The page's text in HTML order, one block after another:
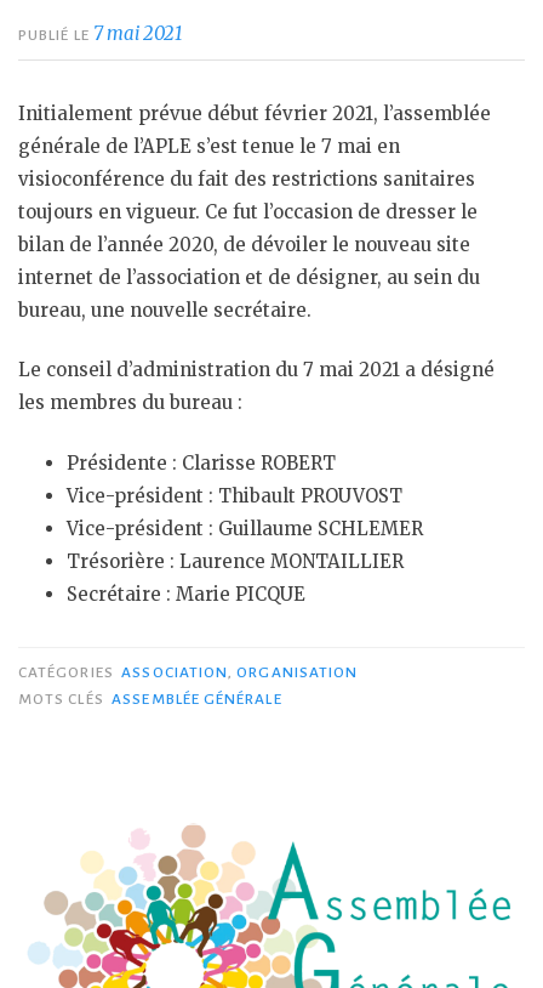
PUBLIÉ LE 7 mai 2021
Initialement prévue début février 2021, l’assemblée
générale de l’APLE s’est tenue le 7 mai en
visioconférence du fait des restrictions sanitaires
toujours en vigueur. Ce fut l’occasion de dresser le
bilan de l’année 2020, de dévoiler le nouveau site
internet de l’association et de désigner, au sein du
bureau, une nouvelle secrétaire.
Le conseil d’administration du 7 mai 2021 a désigné
les membres du bureau :
Présidente : Clarisse ROBERT
Vice-président : Thibault PROUVOST
Vice-président : Guillaume SCHLEMER
Trésorière : Laurence MONTAILLIER
Secrétaire : Marie PICQUE
CATÉGORIES ASSOCIATION ,ORGANISATION
MOTS CLÉS ASSEMBLÉE GÉNÉRALE